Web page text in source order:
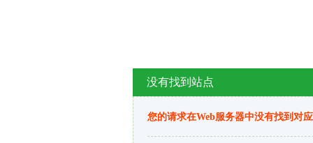
没有找到站点
您的请求在Web服务器中没有找到对